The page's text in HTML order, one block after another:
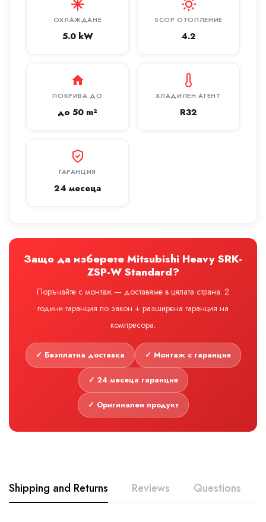
ОХЛАЖДАНЕ
5.0 kW
SCOP ОТОПЛЕНИЕ
4.2
ПОКРИВА ДО
до 50 m²
ХЛАДИЛЕН АГЕНТ
R32
ГАРАНЦИЯ
24 месеца
Защо да изберете Mitsubishi Heavy SRK-
ZSP-W Standard?
Поръчайте с монтаж — доставяме в цялата страна. 2
години гаранция по закон + разширена гаранция на
компресора.
✓ Безплатна доставка ✓ Монтаж с гаранция
✓ 24 месеца гаранция
✓ Оригинален продукт
Shipping and Returns Reviews Questions